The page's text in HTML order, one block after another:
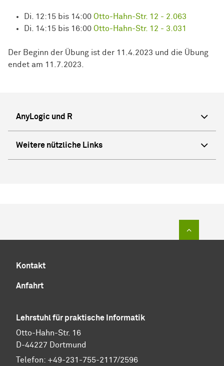
Di. 12:15 bis 14:00 Otto-Hahn-Str. 12 - 2.063
Di. 14:15 bis 16:00 Otto-Hahn-Str. 12 - 3.031
Der Beginn der Übung ist der 11.4.2023 und die Übung
endet am 11.7.2023.
AnyLogic und R
Weitere nützliche Links
Kontakt
Anfahrt
Lehrstuhl für praktische Informatik
Otto-Hahn-Str. 16
D-44227 Dortmund
Telefon: +49-231-755-2117/2596